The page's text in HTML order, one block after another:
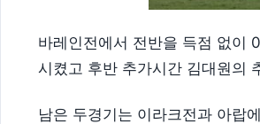
바레인전에서 전반을 득점 없이
시켰고 후반 추가시간 김대원의
남은 두경기는 이라크전과 아랍